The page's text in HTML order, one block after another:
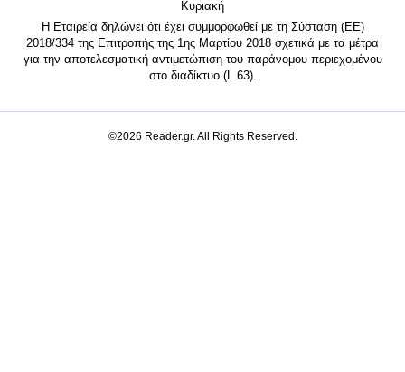
Κυριακή
Η Εταιρεία δηλώνει ότι έχει συμμορφωθεί με τη Σύσταση (ΕΕ)
2018/334 της Επιτροπής της 1ης Μαρτίου 2018 σχετικά με τα μέτρα
για την αποτελεσματική αντιμετώπιση του παράνομου περιεχομένου
στο διαδίκτυο (L 63).
©2026 Reader.gr. All Rights Reserved.